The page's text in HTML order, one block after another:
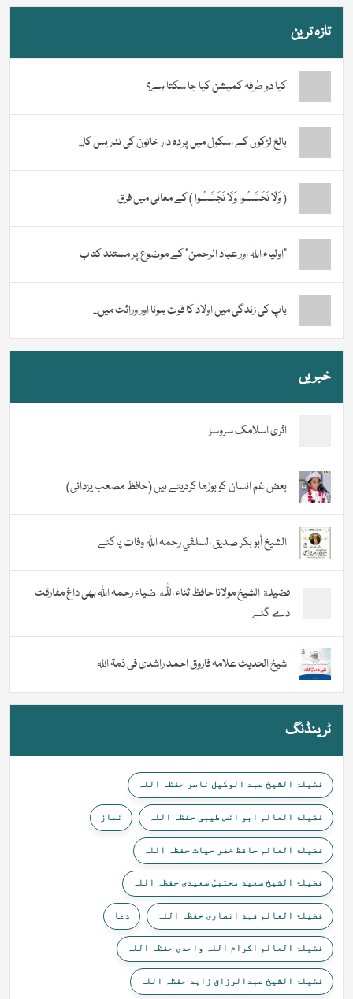
تازہ ترین
کیا دو طرفہ کمیشن کیا جا سکتا ہے؟
بالغ لڑکوں کے اسکول میں پردہ دار خاتون کی تدریس کا...
( وَلَا تَحَسَّسُوا وَلَا تَجَسَّسُوا ) کے معانی میں فرق
“اولیاء اللہ اور عباد الرحمن” کے موضوع پر مستند کتاب
باپ کی زندگی میں اولاد کا فوت ہونا اور وراثت میں...
خبریں
اثری اسلامک سروسز
بعض غم انسان کو بوڑھا کردیتے ہیں (حافظ مصعب یزدانی)
الشيخ أبو بكر صديق السلفي رحمہ اللہ وفات پاگئے
فضیلة الشيخ مولانا حافظ ثناء اللّٰه ضیاء رحمہ اللہ بھی داغ مفارقت
دے گئے
شیخ الحدیث علامہ فاروق احمد راشدی فی ذمۃ اللہ
ٹرینڈنگ
فضیلۃ الشیخ عبد الوکیل ناصر حفظہ اللہ
فضیلۃ العالم ابو انس طیبی حفظہ اللہ نماز
فضیلۃ العالم حافظ خضر حیات حفظہ اللہ
فضیلۃ الشیخ سعید مجتبیٰ سعیدی حفظہ اللہ
فضیلۃ العالم فہد انصاری حفظہ اللہ دعا
فضیلۃ العالم اکرام اللہ واحدی حفظہ اللہ
فضیلۃ الشیخ عبدالرزاق زاہد حفظہ اللہ